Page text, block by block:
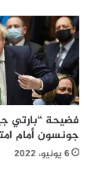
فضيحة “بارتي
جونسون أمام
6 يونيو، 2022